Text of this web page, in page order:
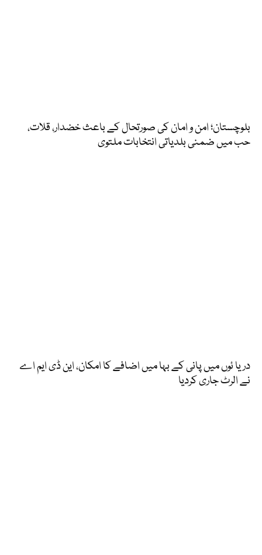
بلوچستان؛ امن و امان کی صورتحال کے باعث خضدار، قلات،
حب میں ضمنی بلدیاتی انتخابات ملتوی
دریا ئوں میں پانی کے بہا میں اضافے کا امکان، این ڈی ایم اے
نے الرٹ جاری کردیا